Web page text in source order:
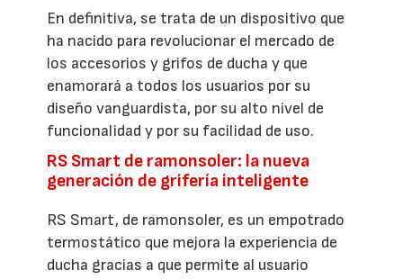
En definitiva, se trata de un dispositivo que
ha nacido para revolucionar el mercado de
los accesorios y grifos de ducha y que
enamorará a todos los usuarios por su
diseño vanguardista, por su alto nivel de
funcionalidad y por su facilidad de uso.
RS Smart de ramonsoler: la nueva
generación de grifería inteligente
RS Smart, de ramonsoler, es un empotrado
termostático que mejora la experiencia de
ducha gracias a que permite al usuario